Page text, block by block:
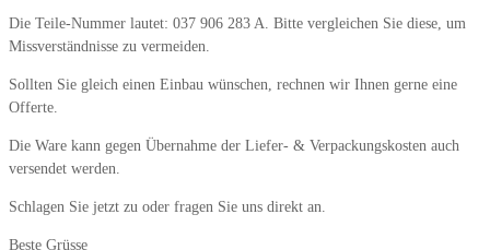
Die Teile-Nummer lautet: 037 906 283 A. Bitte vergleichen Sie diese, um
Missverständnisse zu vermeiden.
Sollten Sie gleich einen Einbau wünschen, rechnen wir Ihnen gerne eine
Offerte.
Die Ware kann gegen Übernahme der Liefer- & Verpackungskosten auch
versendet werden.
Schlagen Sie jetzt zu oder fragen Sie uns direkt an.
Beste Grüsse